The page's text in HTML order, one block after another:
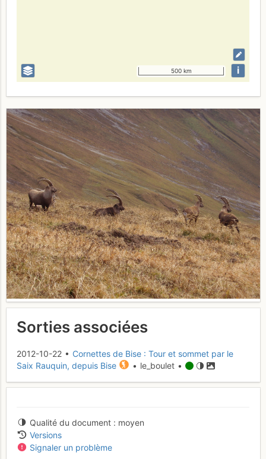
500 km i
Sorties associées
2012-10-22 • Cornettes de Bise : Tour et sommet par le
Saix Rauquin, depuis Bise
• le_boulet •
Qualité du document
moyen
Versions
Signaler un problème